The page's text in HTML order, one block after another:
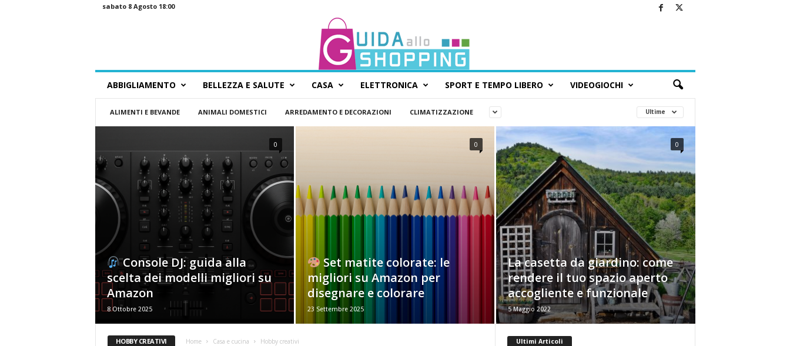
sabato 8 Agosto 18:00
i
a
l
S
g
ABBIGLIAMENTO BELLEZZA E SALUTE CASA ELETTRONICA SPORT E TEMPO LIBERO VIDEOGIOCHI
ALIMENTI E BEVANDE ANIMALI DOMESTICI ARREDAMENTO E DECORAZIONI CLIMATIZZAZIONE Ultime
Console DJ: guida alla
scelta dei modelli migliori su
Amazon
8 Ottobre 2025
0
Set matite colorate: le
migliori su Amazon per
disegnare e colorare
23 Settembre 2025
0
La casetta da giardino: come
rendere il tuo spazio aperto
accogliente e funzionale
5 Maggio 2022
0
HOBBY CREATIVI Home Casa e cucina Hobby creativi Ultimi Articoli